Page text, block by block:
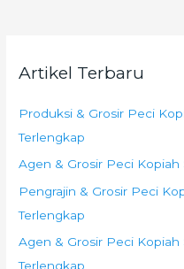
Artikel Terbaru
Produksi & Grosir Peci
Terlengkap
Agen & Grosir Peci
Pengrajin & Grosir Peci
Terlengkap
Agen & Grosir Peci
Terlengkap